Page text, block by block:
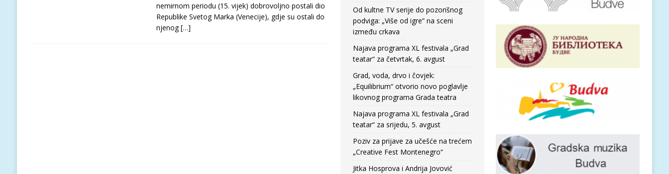
nemirnom periodu (15. vijek) dobrovoljno postali dio
Republike Svetog Marka (Venecije), gdje su ostali do
njenog[…]
Od kultne TV serije do pozorišnog
podviga: „Više od igre” na sceni
između crkava
Najava programa XL festivala „Grad
teatar“ za četvrtak, 6. avgust
Grad, voda, drvo i čovjek:
„Equilibrium“ otvorio novo poglavlje
likovnog programa Grada teatra
Najava programa XL festivala „Grad
teatar“ za srijedu, 5. avgust
Poziv za prijave za učešće na trećem
„Creative Fest Montenegro“
Jitka Hosprova i Andrija Jovović